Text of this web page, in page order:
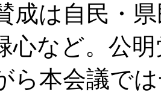
成は自民・
心など。公
ら本会議で